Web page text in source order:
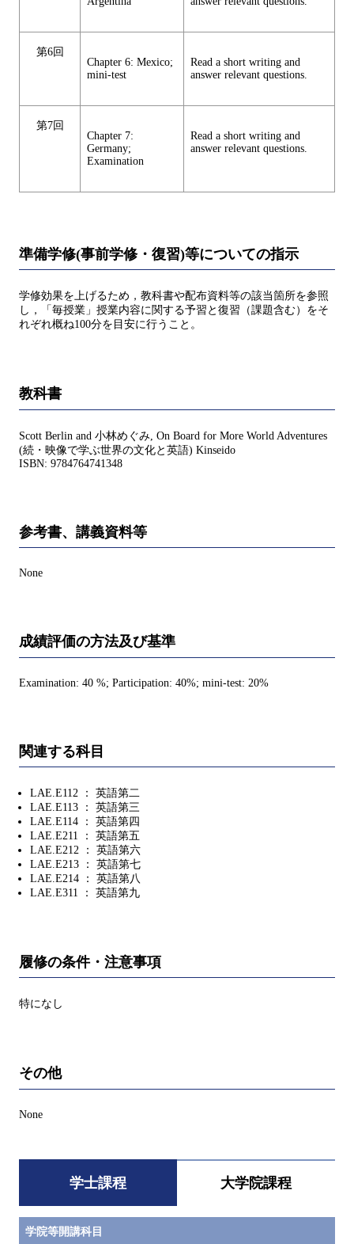
第6回
Chapter 6: Mexico;
mini-test
Read a short writing and
answer relevant questions.
第7回
Chapter 7:
Germany;
Examination
Read a short writing and
answer relevant questions.
準備学修(事前学修・復習)等についての指示
学修効果を上げるため，教科書や配布資料等の該当箇所を参照
し，「毎授業」授業内容に関する予習と復習（課題含む）をそ
れぞれ概ね100分を目安に行うこと。
教科書
Scott Berlin and 小林めぐみ, On Board for More World Adventures
(続・映像で学ぶ世界の文化と英語) Kinseido
ISBN: 9784764741348
参考書、講義資料等
None
成績評価の方法及び基準
Examination: 40 %; Participation: 40%; mini-test: 20%
関連する科目
LAE.E112 ： 英語第二
LAE.E113 ： 英語第三
LAE.E114 ： 英語第四
LAE.E211 ： 英語第五
LAE.E212 ： 英語第六
LAE.E213 ： 英語第七
LAE.E214 ： 英語第八
LAE.E311 ： 英語第九
履修の条件・注意事項
特になし
その他
None
学士課程 大学院課程
学院等開講科目